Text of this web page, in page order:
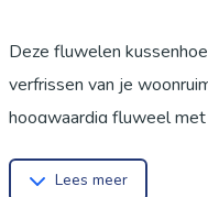
Deze fluwelen
verfrissen van je
hoogwaardig fluweel
maken en heeft een
Lees meer